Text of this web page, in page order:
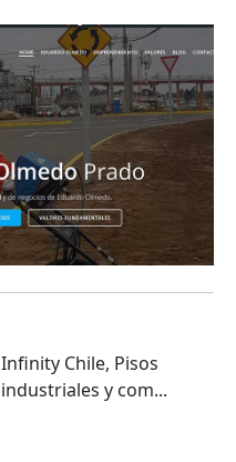
Infinity Chile, Pisos
industriales y com...